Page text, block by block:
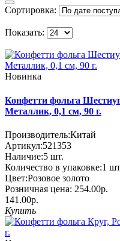
Сортировка:
Показать:
Новинка
Конфетти фольга
Металлик, 0,1 см, 90 г.
Производитель:Китай
Артикул:521353
Наличие:5 шт.
Количество в упаковке:1 шт
Цвет:Розовое золото
Розничная цена: 254.00р.
141.00р.
Купить